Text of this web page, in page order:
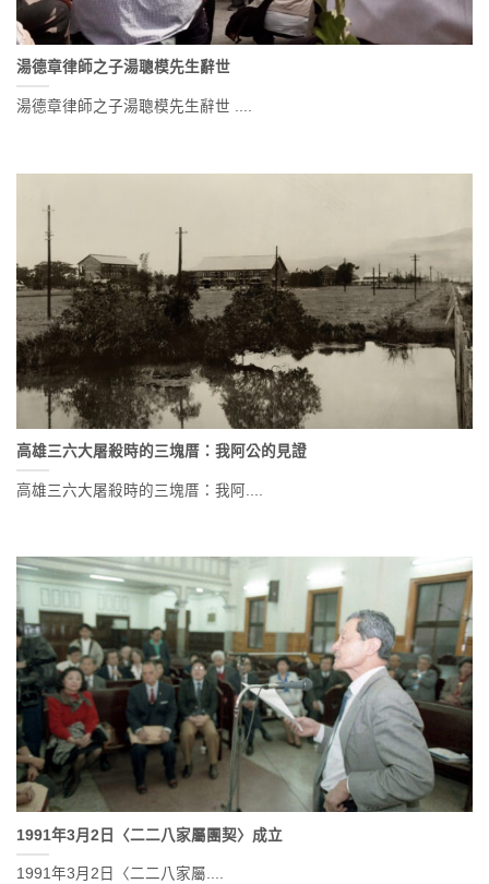
湯德章律師之子湯聰模先生辭世
湯德章律師之子湯聰模先生辭世 ....
高雄三六大屠殺時的三塊厝：我阿公的見證
高雄三六大屠殺時的三塊厝：我阿....
1991年3月2日〈二二八家屬團契〉成立
1991年3月2日〈二二八家屬....